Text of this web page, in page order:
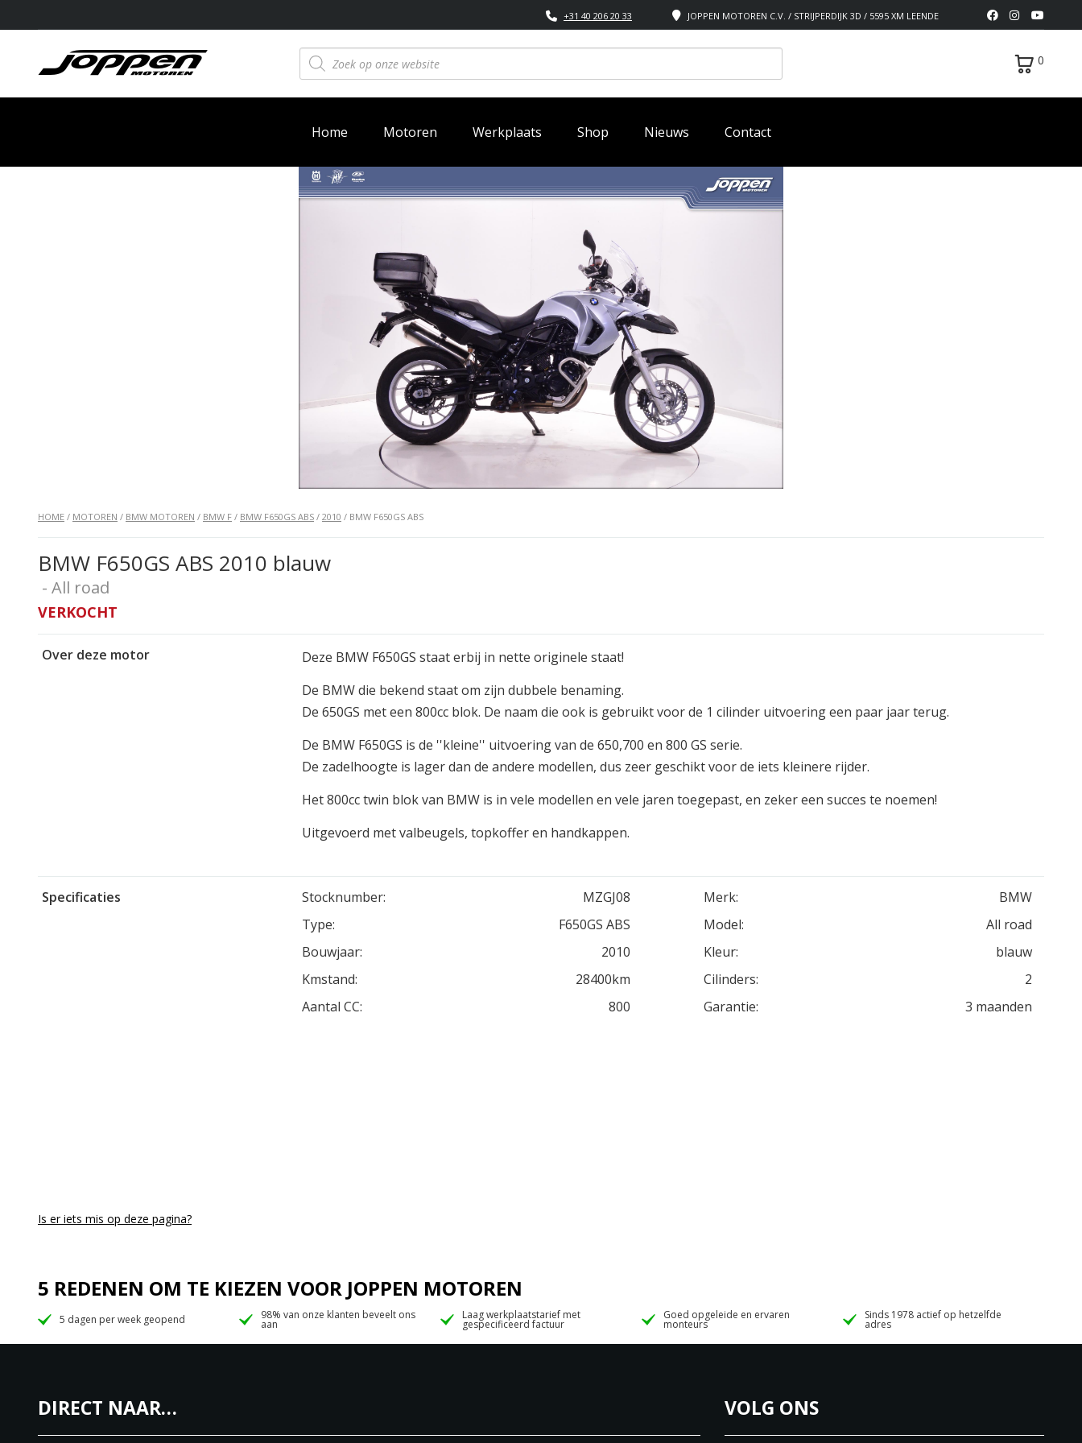
JOPPEN MOTOREN C.V. / STRIJPERDIJK 3D / 5595 XM LEENDE
+31 40 206 20 33
Producten
zoeken 0
Home Motoren Werkplaats Shop Nieuws Contact
HOME / MOTOREN / BMW MOTOREN / BMW F / BMW F650GS ABS / 2010 / BMW F650GS ABS
BMW F650GS ABS 2010 blauw
- All road
VERKOCHT
Over deze motor
Deze BMW F650GS staat erbij in nette originele staat!
De BMW die bekend staat om zijn dubbele benaming.
De 650GS met een 800cc blok. De naam die ook is gebruikt voor de 1 cilinder uitvoering een paar jaar terug.
De BMW F650GS is de ''kleine'' uitvoering van de 650,700 en 800 GS serie.
De zadelhoogte is lager dan de andere modellen, dus zeer geschikt voor de iets kleinere rijder.
Het 800cc twin blok van BMW is in vele modellen en vele jaren toegepast, en zeker een succes te noemen!
Uitgevoerd met valbeugels, topkoffer en handkappen.
Specificaties Stocknumber: MZGJ08 Merk:
BMW
Type:
F650GS ABS Model:
All road
Bouwjaar:
2010 Kleur:
blauw
Kmstand:
28400km Cilinders:
2
Aantal CC:
800 Garantie: 3 maanden
Is er iets mis op deze pagina?
5 REDENEN OM TE KIEZEN VOOR JOPPEN MOTOREN
5 dagen per week geopend 98% van onze klanten beveelt ons
aan
Laag werkplaatstarief met
gespecificeerd factuur
Goed opgeleide en ervaren
monteurs
Sinds 1978 actief op hetzelfde
adres
DIRECT NAAR… VOLG ONS